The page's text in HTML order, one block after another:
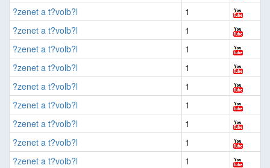
?zenet a t?volb?l
1
?zenet a t?volb?l
1
?zenet a t?volb?l
1
?zenet a t?volb?l
1
?zenet a t?volb?l
1
?zenet a t?volb?l
1
?zenet a t?volb?l
1
?zenet a t?volb?l
1
?zenet a t?volb?l
1